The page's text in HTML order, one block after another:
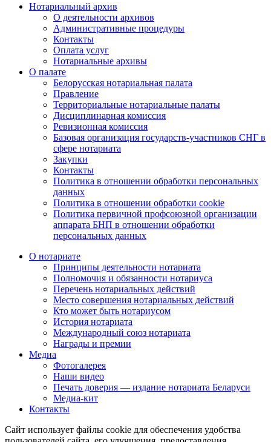
Нотариальный архив
О деятельности архивов
Административные процедуры
Контакты
Оплата услуг
Нотариальные архивы
О палате
Белорусская нотариальная палата
Правление
Территориальные нотариальные палаты
Дисциплинарная комиссия
Ревизионная комиссия
Базовая организация государств-участников СНГ в
сфере нотариата
Закупки
Контакты
Политика в отношении обработки персональных
данных
Политика в отношении обработки cookie
Политика первичной профсоюзной организации
аппарата БНП в отношении обработки
персональных данных
О нотариате
Принципы деятельности нотариата
Полномочия и обязанности нотариуса
Перечень нотариальных действий
Место совершения нотариальных действий
Кто может быть нотариусом
История нотариата
Международный союз нотариата
Награды и премии
Медиа
Фотогалерея
Наши видео
Печать доверия — издание нотариата Беларуси
Медиа-кит
Контакты
Сайт использует файлы cookie для обеспечения удобства